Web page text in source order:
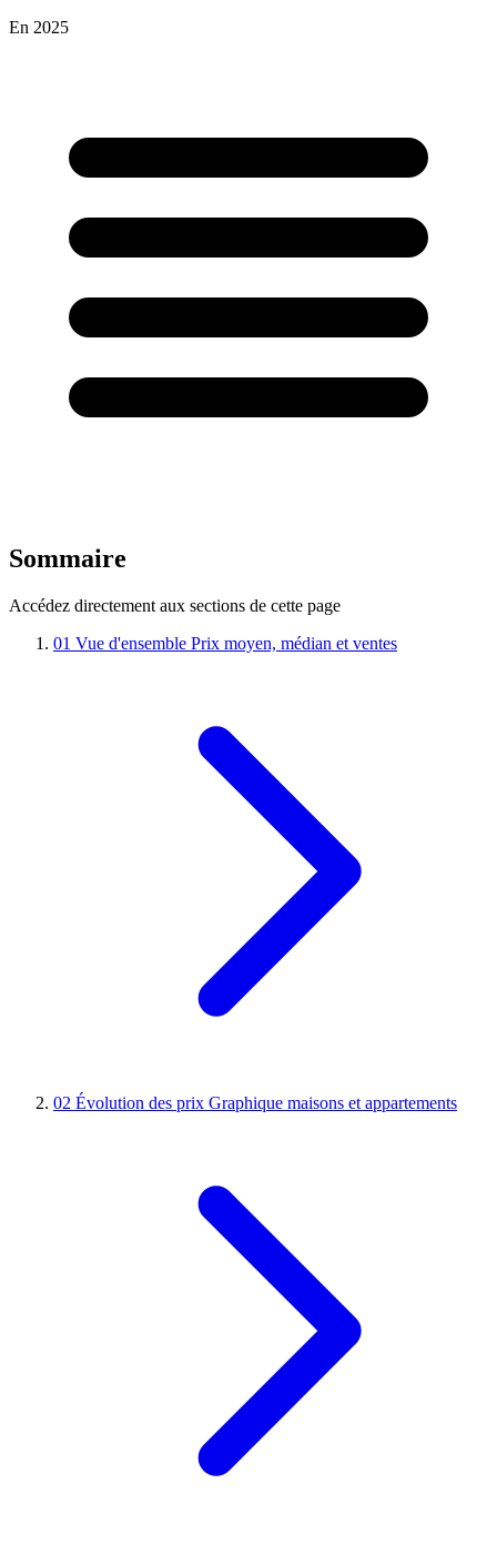
En 2025
Sommaire
Accédez directement aux sections de cette page
01 Vue d'ensemble Prix moyen, médian et ventes
02 Évolution des prix Graphique maisons et appartements